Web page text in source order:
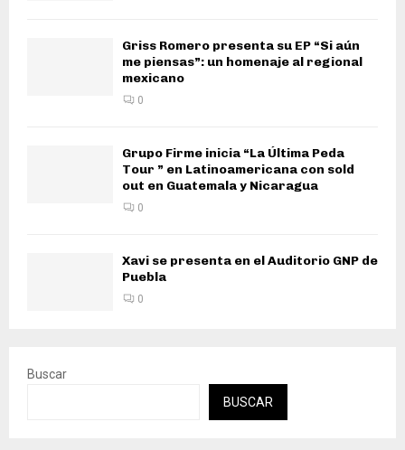
Griss Romero presenta su EP “Si aún
me piensas”: un homenaje al regional
mexicano
0
Grupo Firme inicia “La Última Peda
Tour ” en Latinoamericana con sold
out en Guatemala y Nicaragua
0
Xavi se presenta en el Auditorio GNP de
Puebla
0
Buscar
BUSCAR